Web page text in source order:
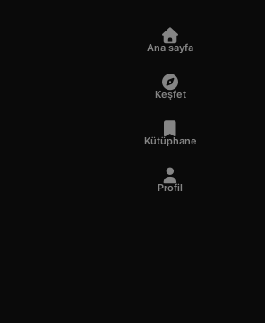
Ana sayfa
Keşfet
Kütüphane
Profil